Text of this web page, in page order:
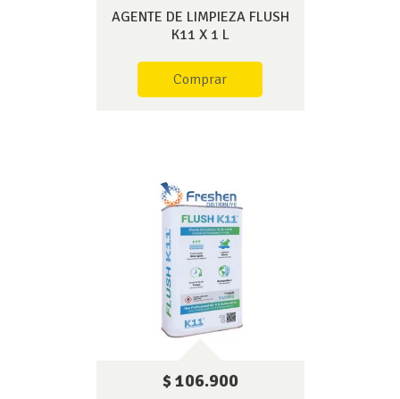
AGENTE DE LIMPIEZA FLUSH
K11 X 1 L
Comprar
$ 106.900